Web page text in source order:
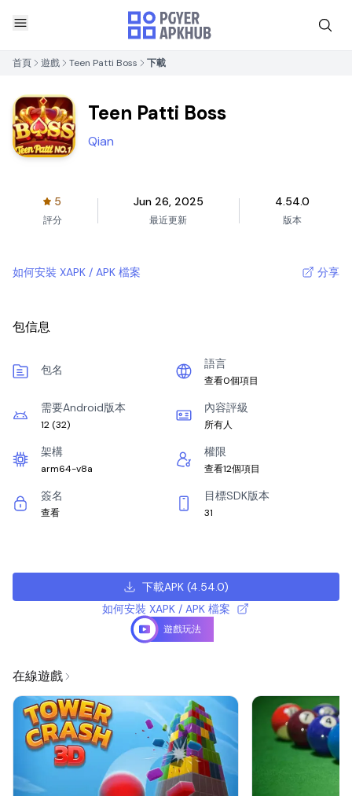
首頁 遊戲 Teen Patti Boss 下載
Teen Patti Boss
Qian
5
評分
Jun 26, 2025
最近更新
4.54.0
版本
如何安裝 XAPK / APK 檔案 分享
包信息
包名 語言
查看0個項目
需要Android版本
12 (32)
內容評級
所有人
架構
arm64-v8a
權限
查看12個項目
簽名
查看
目標SDK版本
31
下載APK(4.54.0)
如何安裝 XAPK / APK 檔案
遊戲玩法
在線遊戲